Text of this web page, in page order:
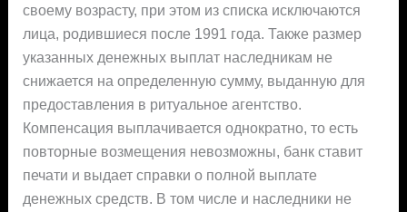
своему возрасту, при этом из списка исключаются
лица, родившиеся после 1991 года. Также размер
указанных денежных выплат наследникам не
снижается на определенную сумму, выданную для
предоставления в ритуальное агентство.
Компенсация выплачивается однократно, то есть
повторные возмещения невозможны, банк ставит
печати и выдает справки о полной выплате
денежных средств. В том числе и наследники не